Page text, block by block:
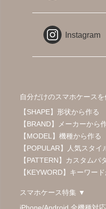
Instagram
自分だけのスマホケース
【SHAPE】形状から作る
【BRAND】メーカーから
【MODEL】機種から作る
【POPULAR】人気スタイ
【PATTERN】カスタムパ
【KEYWORD】キーワー
スマホケース特集 ▼